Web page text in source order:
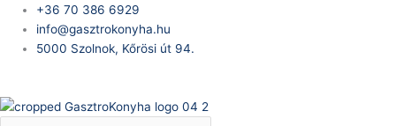
content
+36 70 386 6929
info@gasztrokonyha.hu
5000 Szolnok, Kőrösi út 94.
Products
search
Baron
ZA40
front
mennyiség